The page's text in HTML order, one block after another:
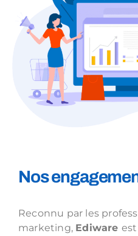
Nos
Reconnu par les
marketing, Ediware